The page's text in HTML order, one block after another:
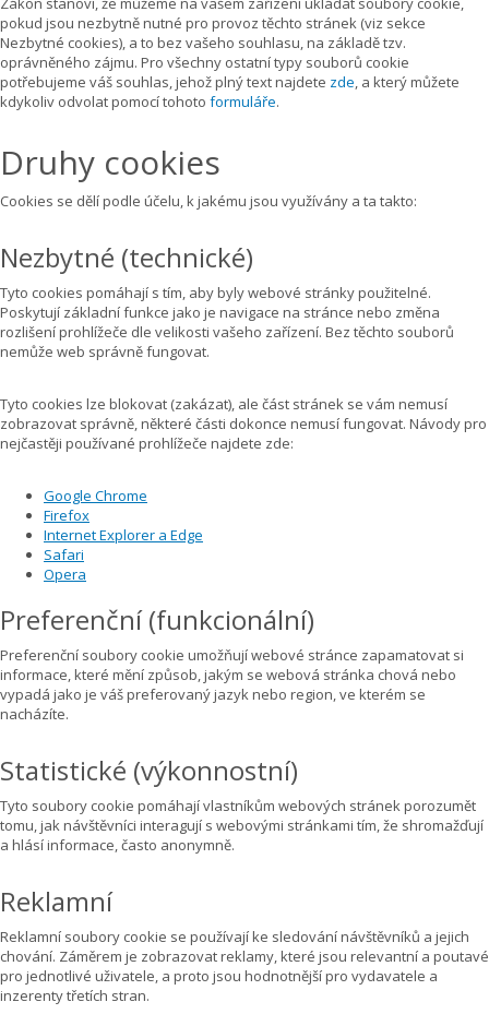
pokud jsou nezbytně nutné pro provoz těchto stránek (viz sekce
Nezbytné cookies), a to bez vašeho souhlasu, na základě tzv.
oprávněného zájmu. Pro všechny ostatní typy souborů cookie
potřebujeme váš souhlas, jehož plný text najdete zde , a který můžete
kdykoliv odvolat pomocí tohoto formuláře.
Druhy cookies
Cookies se dělí podle účelu, k jakému jsou využívány a ta takto:
Nezbytné (technické)
Tyto cookies pomáhají s tím, aby byly webové stránky použitelné.
Poskytují základní funkce jako je navigace na stránce nebo změna
rozlišení prohlížeče dle velikosti vašeho zařízení. Bez těchto souborů
nemůže web správně fungovat.
Tyto cookies lze blokovat (zakázat), ale část stránek se vám nemusí
zobrazovat správně, některé části dokonce nemusí fungovat. Návody pro
nejčastěji používané prohlížeče najdete zde:
Google Chrome
Firefox
Internet Explorer a Edge
Safari
Opera
Preferenční (funkcionální)
Preferenční soubory cookie umožňují webové stránce zapamatovat si
informace, které mění způsob, jakým se webová stránka chová nebo
vypadá jako je váš preferovaný jazyk nebo region, ve kterém se
nacházíte.
Statistické (výkonnostní)
Tyto soubory cookie pomáhají vlastníkům webových stránek porozumět
tomu, jak návštěvníci interagují s webovými stránkami tím, že shromažďují
a hlásí informace, často anonymně.
Reklamní
Reklamní soubory cookie se používají ke sledování návštěvníků a jejich
chování. Záměrem je zobrazovat reklamy, které jsou relevantní a poutavé
pro jednotlivé uživatele, a proto jsou hodnotnější pro vydavatele a
inzerenty třetích stran.